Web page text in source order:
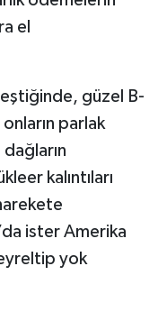
el
güzel B-
parlak
kalıntıları
ister Amerika
yok